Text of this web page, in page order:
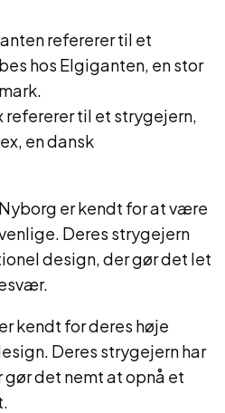
refererer til et
hos Elgiganten, en stor
refererer til et strygejern,
en dansk
er kendt for at være
Deres strygejern
design, der gør det let
kendt for deres høje
Deres strygejern har
det nemt at opnå et